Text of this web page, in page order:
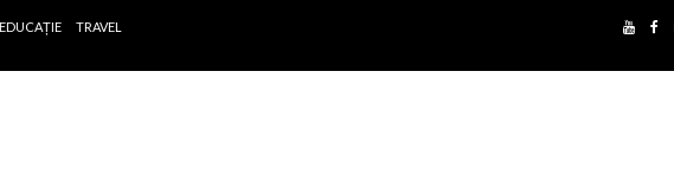
EDUCAȚIE
TRAVEL